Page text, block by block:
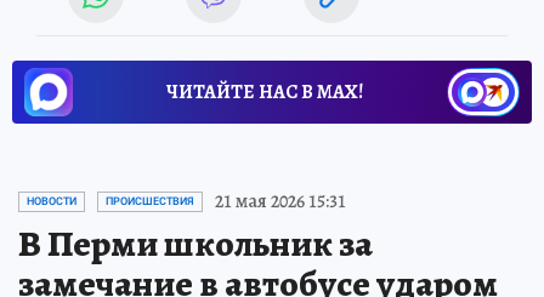
ЧИТАЙТЕ НАС В МАХ!
НОВОСТИ ПРОИСШЕСТВИЯ 21 мая 2026 15:31
В Перми школьник за
замечание в автобусе ударом